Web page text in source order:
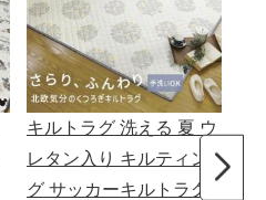
キルトラグ 洗える 夏 ウ
レタン入り キルティン
グ サッカーキルトラグ